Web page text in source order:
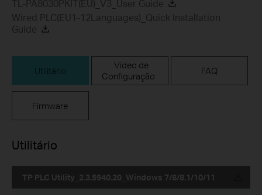
TL-PA8030PKIT(EU)_V3_User Guide
Wired PLC(EU1-12Languages)_Quick Installation
Guide
Utilitário
Vídeo de
Configuração
FAQ
Firmware
Utilitário
TP PLC Utility_2.3.5940.20_Windows 7/8/8.1/10/11